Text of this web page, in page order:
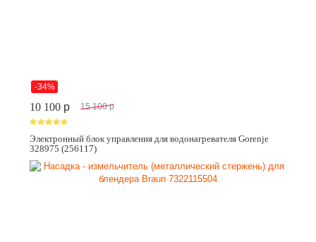
-34%
10 100 p 15 100 p
Электронный блок управления для водонагревателя Gorenje
328975 (256117)